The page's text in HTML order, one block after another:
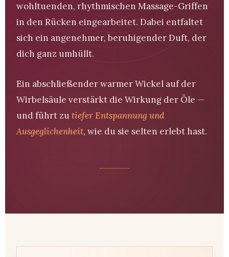
wohltuenden, rhythmischen Massage-Griffen
in den Rücken eingearbeitet. Dabei entfaltet
sich ein angenehmer, beruhigender Duft, der
dich ganz umhüllt.
Ein abschließender warmer Wickel auf der
Wirbelsäule verstärkt die Wirkung der Öle —
und führt zutiefer Entspannung und
Ausgeglichenheit, wie du sie selten erlebt hast.